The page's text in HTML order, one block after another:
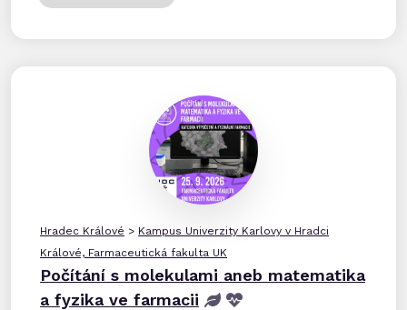
Hradec Králové > Kampus Univerzity Karlovy v Hradci
Králové, Farmaceutická fakulta UK
Počítání s molekulami aneb matematika
a fyzika ve farmacii